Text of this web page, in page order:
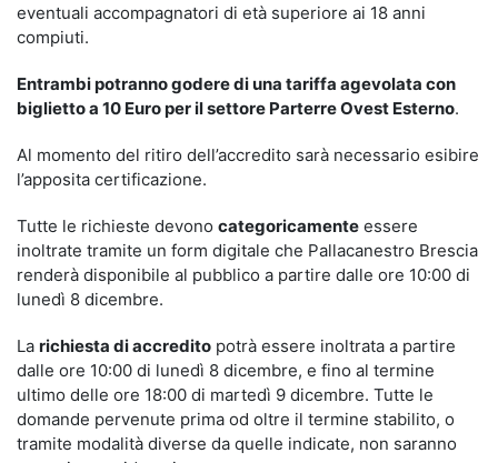
eventuali accompagnatori di età superiore ai 18 anni
compiuti.
Entrambi potranno godere di una tariffa agevolata con
biglietto a 10 Euro per il settore Parterre Ovest Esterno.
Al momento del ritiro dell’accredito sarà necessario esibire
l’apposita certificazione.
Tutte le richieste devono categoricamente essere
inoltrate tramite un form digitale che Pallacanestro Brescia
renderà disponibile al pubblico a partire dalle ore 10:00 di
lunedì 8 dicembre.
La richiesta di accredito potrà essere inoltrata a partire
dalle ore 10:00 di lunedì 8 dicembre, e fino al termine
ultimo delle ore 18:00 di martedì 9 dicembre. Tutte le
domande pervenute prima od oltre il termine stabilito, o
tramite modalità diverse da quelle indicate, non saranno